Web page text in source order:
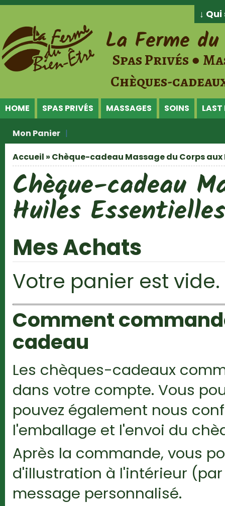
Jump to Content
↓
La Ferme
Spas Privés ●
Chèques-
HOME SPAS PRIVÉS MASSAGES SOINS LAST
Mon Panier
Vous êtes ici
Accueil » Chèque-cadeau Massage du Corps aux
Chèque-cadeau
Huiles
Mes Achats
Votre panier est vide.
Comment
cadeau
Les chèques-cadeaux
dans votre compte. Vous
pouvez également nous
l'emballage et l'envoi du
Après la commande, vous
d'illustration à l'intérieur
message personnalisé.